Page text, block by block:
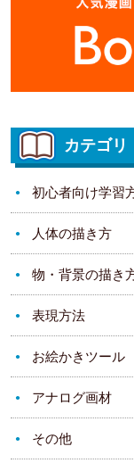
カテゴリ
初心者向け学習
人体の描き方
物・背景の描き
表現方法
お絵かきツール
アナログ画材
その他